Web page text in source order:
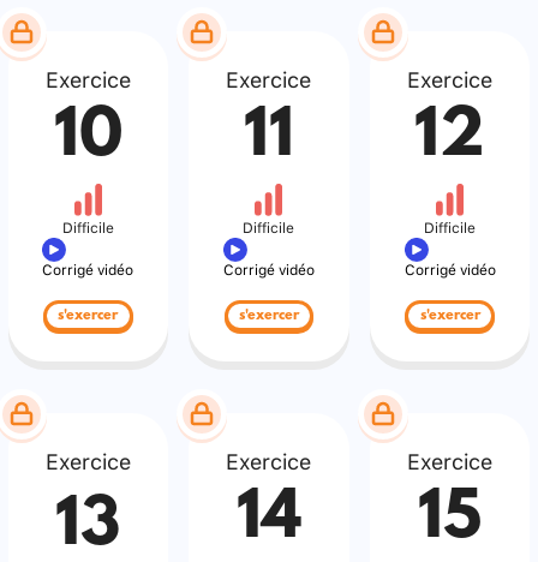
Exercice
10
Difficile
Corrigé vidéo
s'exercer
Exercice
11
Difficile
Corrigé vidéo
s'exercer
Exercice
12
Difficile
Corrigé vidéo
s'exercer
Exercice
13
Exercice
14
Exercice
15